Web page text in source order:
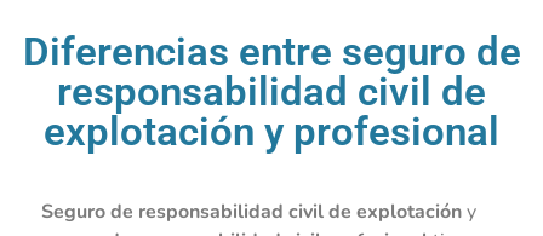
Diferencias entre seguro de
responsabilidad civil de
explotación y profesional
Seguro de responsabilidad civil de explotacióny